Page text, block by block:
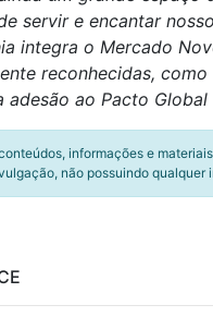
servir e encantar
integra o Mercado
reconhecidas,
adesão ao Pacto
informações e
não possuindo